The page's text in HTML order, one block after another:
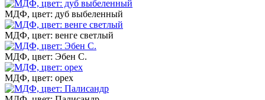
МДФ, цвет: дуб выбеленный
МДФ, цвет: венге светлый
МДФ, цвет: Эбен С.
МДФ, цвет: орех